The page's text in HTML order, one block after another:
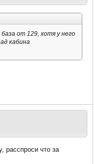
база от 129, хотя у него
кабина
расспроси что за